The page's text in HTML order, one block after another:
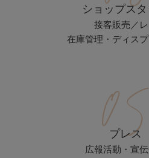
ショップスタ
接客販売／
在庫管理・ディス
プレス
広報活動・宣